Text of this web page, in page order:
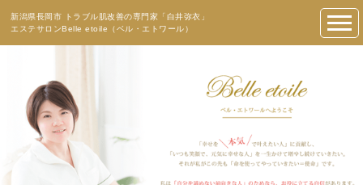
新潟県長岡市 トラブル肌改善の専門家「白井弥衣」
エステサロンBelle etoile（ベル・エトワール）